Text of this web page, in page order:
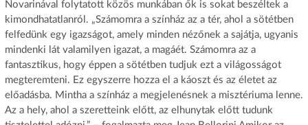
Novarinával folytatott közös munkában ők is sokat beszéltek a
kimondhatatlanról. „Számomra a színház az a tér, ahol a sötétben
felfedünk egy igazságot, amely minden nézőnek a sajátja, ugyanis
mindenki lát valamilyen igazat, a magáét. Számomra az a
fantasztikus, hogy éppen a sötétben tudjuk ezt a világosságot
megteremteni. Ez egyszerre hozza el a káoszt és az életet az
előadásba. Mintha a színház a megjelenésnek a misztériuma lenne.
Az a hely, ahol a szeretteink előtt, az elhunytak előtt tudunk